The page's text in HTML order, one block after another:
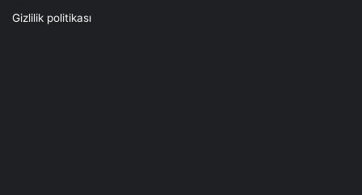
Gizlilik politikası